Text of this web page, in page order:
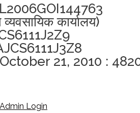
कार्यालय)
21, 2010 :
Login